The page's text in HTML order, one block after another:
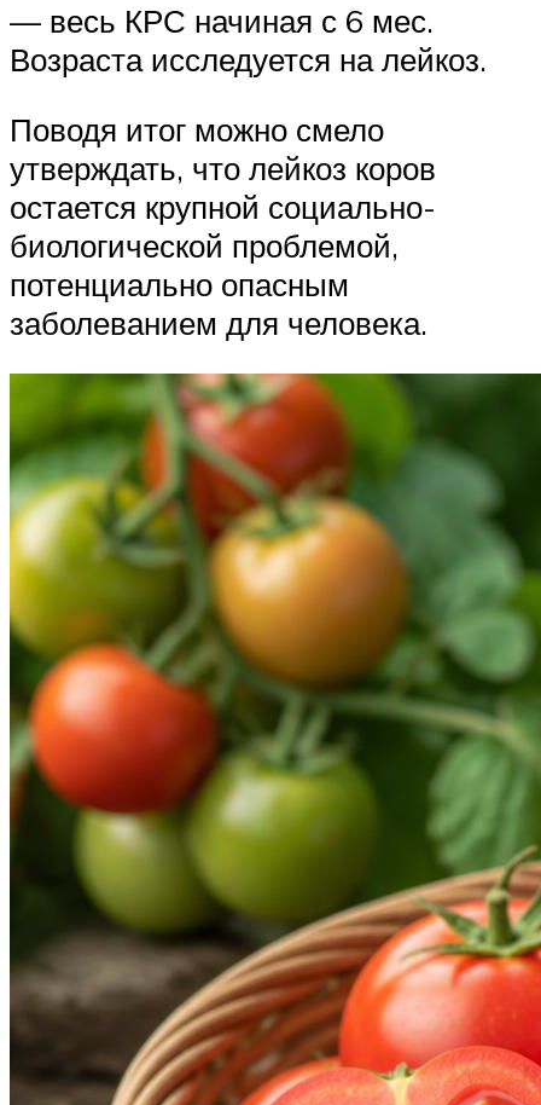
— весь КРС начиная с 6 мес.
Возраста исследуется на лейкоз.
Поводя итог можно смело
утверждать, что лейкоз коров
остается крупной социально-
биологической проблемой,
потенциально опасным
заболеванием для человека.